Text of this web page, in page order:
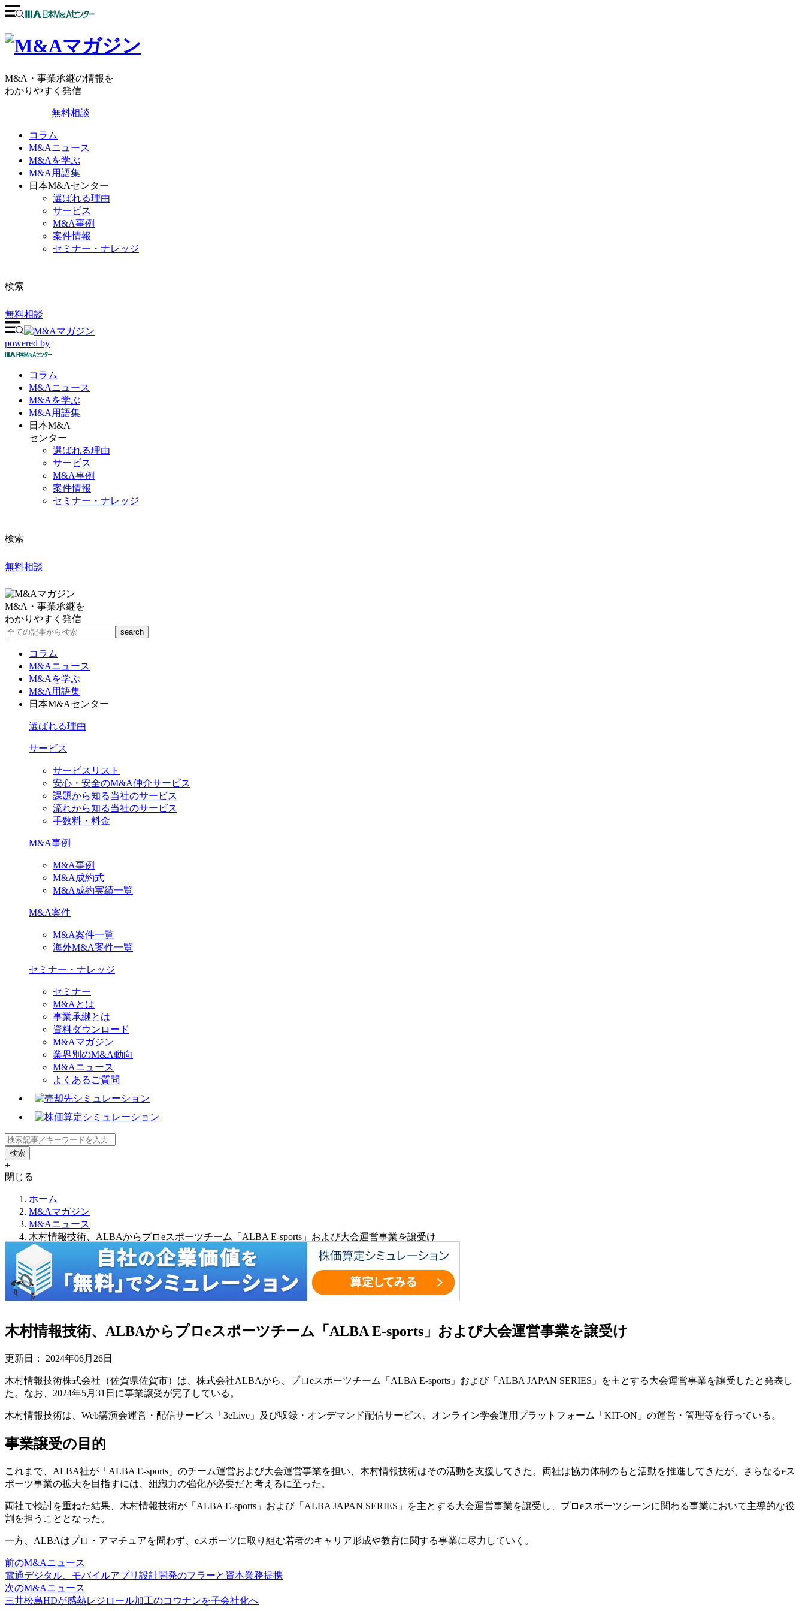
M&A・事業承継の情報を
わかりやすく発信
無料相談
コラム
M&Aニュース
M&Aを学ぶ
M&A用語集
日本M&Aセンター
選ばれる理由
サービス
M&A事例
案件情報
セミナー・ナレッジ
検索
無料相談
powered by
コラム
M&Aニュース
M&Aを学ぶ
M&A 用語集
日本M&A
センター
選ばれる理由
サービス
M&A事例
案件情報
セミナー・ナレッジ
検索
無料相談
M&A・事業承継を
わかりやすく発信
コラム
M&Aニュース
M&Aを学ぶ
M&A用語集
日本M&Aセンター
選ばれる理由
サービス
サービスリスト
安心・安全のM&A仲介サービス
課題から知る当社のサービス
流れから知る当社のサービス
手数料・料金
M&A事例
M&A事例
M&A成約式
M&A成約実績一覧
M&A案件
M&A案件一覧
海外M&A案件一覧
セミナー・ナレッジ
セミナー
M&Aとは
事業承継とは
資料ダウンロード
M&Aマガジン
業界別のM&A動向
M&Aニュース
よくあるご質問
+
閉じる
ホーム
M&Aマガジン
M&Aニュース
木村情報技術、ALBAからプロeスポーツチーム「ALBA E-sports」および大会運営事業を譲受け
木村情報技術、ALBAからプロeスポーツチーム「ALBA E-sports」および大会運営事業を譲受け
更新日： 2024年06月26日
木村情報技術株式会社（佐賀県佐賀市）は、株式会社ALBAから、プロeスポーツチーム「ALBA E-sports」および「ALBA JAPAN SERIES」を主とする大会運営事業を譲受したと発表し
た。なお、2024年5月31日に事業譲受が完了している。
木村情報技術は、Web講演会運営・配信サービス「3eLive」及び収録・オンデマンド配信サービス、オンライン学会運用プラットフォーム「KIT-ON」の運営・管理等を行っている。
事業譲受の目的
これまで、ALBA社が「ALBA E-sports」のチーム運営および大会運営事業を担い、木村情報技術はその活動を支援してきた。両社は協力体制のもと活動を推進してきたが、さらなるeス
ポーツ事業の拡大を目指すには、組織力の強化が必要だと考えるに至った。
両社で検討を重ねた結果、木村情報技術が「ALBA E-sports」および「ALBA JAPAN SERIES」を主とする大会運営事業を譲受し、プロeスポーツシーンに関わる事業において主導的な役
割を担うこととなった。
一方、ALBAはプロ・アマチュアを問わず、eスポーツに取り組む若者のキャリア形成や教育に関する事業に尽力していく。
前のM&Aニュース
電通デジタル、モバイルアプリ設計開発のフラーと資本業務提携
次のM&Aニュース
三井松島HDが感熱レジロール加工のコウナンを子会社化へ